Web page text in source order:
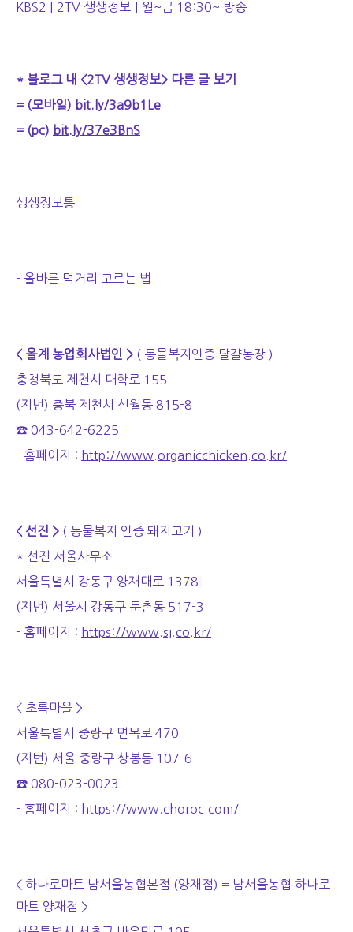
KBS2 [ 2TV 생생정보 ] 월~금 18:30~ 방송
* 블로그 내 <2TV 생생정보> 다른 글 보기
= (모바일) bit.ly/3a9b1Le
= (pc) bit.ly/37e3BnS
생생정보통
- 올바른 먹거리 고르는 법
< 올계 농업회사법인 > ( 동물복지인증 달걀농장 )
충청북도 제천시 대학로 155
(지번) 충북 제천시 신월동 815-8
☎ 043-642-6225
- 홈페이지 : http://www.organicchicken.co.kr/
< 선진 > ( 동물복지 인증 돼지고기 )
* 선진 서울사무소
서울특별시 강동구 양재대로 1378
(지번) 서울시 강동구 둔촌동 517-3
- 홈페이지 : https://www.sj.co.kr/
< 초록마을 >
서울특별시 중랑구 면목로 470
(지번) 서울 중랑구 상봉동 107-6
☎ 080-023-0023
- 홈페이지 : https://www.choroc.com/
< 하나로마트 남서울농협본점 (양재점) = 남서울농협 하나로
마트 양재점 >